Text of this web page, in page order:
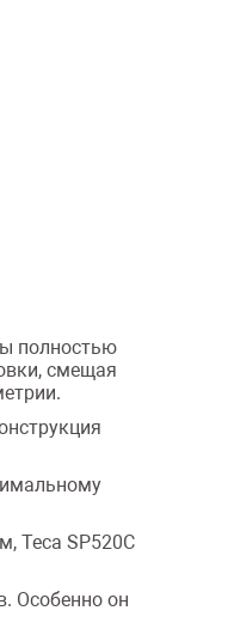
полностью
смещая
Teca SP520C
Особенно он